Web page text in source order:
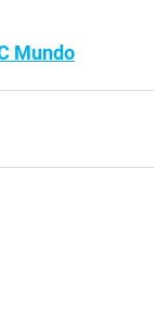
Mundo